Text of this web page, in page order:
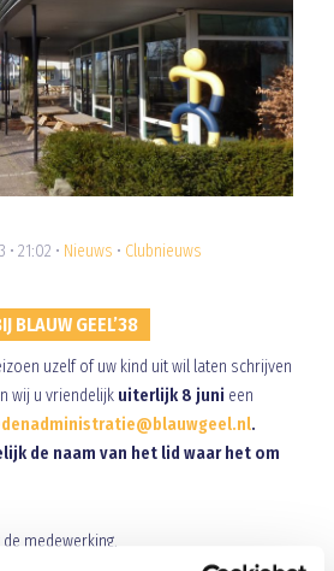
21:02 • Nieuws • Clubnieuws
BLAUW GEEL’38
uzelf of uw kind uit wil laten schrijven
wij u vriendelijk uiterlijk 8 juni een
.
de naam van het lid waar het om
medewerking.